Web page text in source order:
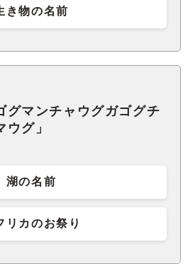
き物の名前
グマンチャウグガゴグチ
グ」
湖の名前
リカのお祭り